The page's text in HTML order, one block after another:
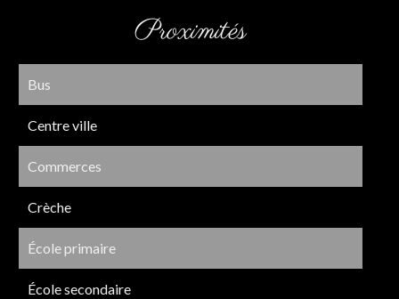
Proximités
Bus
Centre ville
Commerces
Crèche
École primaire
École secondaire